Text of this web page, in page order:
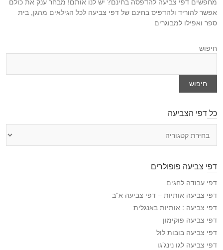
:
אפשר להוריד ולהדפיס בחינם של דפי צביעה לכל הגילאים מהגן, בית
ספר ואפילו למבוגרים
חיפוש
חיפוש
כל דפי הצביעה
י
ה
צ
י
ע
ה
דפי צביעה פופולרים
דפי עבודה לחגים
דפי צביעה אותיות – דפי צביעה א”ב
דפי צביעה : אותיות באנגלית
דפי צביעה פוקימון
דפי צביעה בובות לול
דפי צביעה לגו נינג’גו